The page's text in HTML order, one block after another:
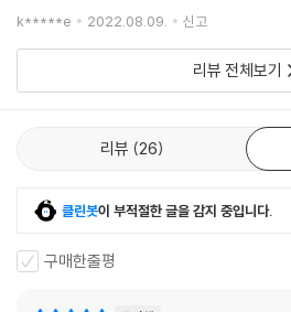
매일 같이 새로운 소식이 쏟아지고 아침이
이 되어 버리는 세상에서 현대인들이 추구
즐겁고 행복하게 살아갈 미래의 빛이다. 하
래가 있기 위해선 현재가 있어야 하고, 현
는 의미가 된다. 이처럼 당연한 요소로, 때
감으로 고전들은 우리에게 다가온다. 인기
고전이 시대와 세대를 넘어서도 살아남는 이
게임의 모티브 소재로 많이 쓰이는 것을 보
듭해서도 여전히 사랑을 받고 있지않
k*****e 2022.08.09. 신고
리뷰 전체보기
리뷰 26
클린봇이 부적절한 글을 감지 중입니다.
구매한줄평